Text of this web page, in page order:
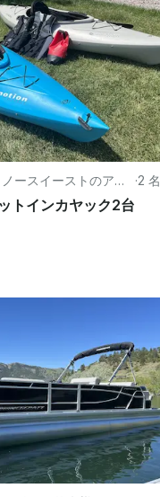
ースイーストのアド
·2
トインカヤック2台